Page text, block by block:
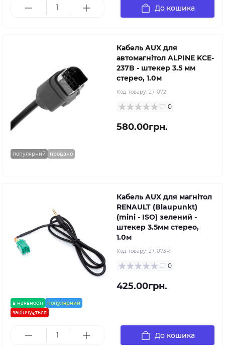
До кошика
популярний продано
Кабель AUX для
автомагнітол ALPINE KCE-
237B - штекер 3.5 мм
стерео, 1.0м
Код товару: 27-072
0
580.00грн.
в наявності
популярний
закінчується
Кабель AUX для магнітол
RENAULT (Blaupunkt)
(mini - ISO) зелений -
штекер 3.5мм стерео,
1.0м
Код товару: 27-073R
0
425.00грн.
До кошика